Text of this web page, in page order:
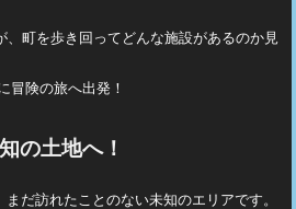
、町を歩き回ってどんな施設があるのか見
冒険の旅へ出発！
の土地へ！
だ訪れたことのない未知のエリアです。